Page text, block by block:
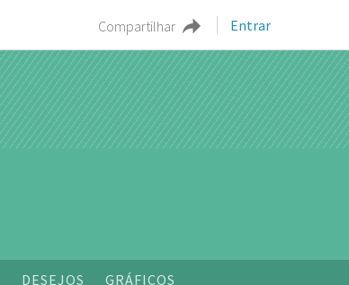
Compartilhar Entrar
DESEJOS GRÁFICOS